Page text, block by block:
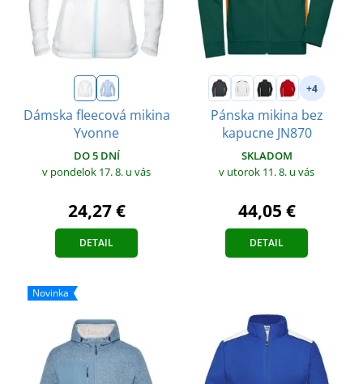
Dámska fleecová mikina
Yvonne
DO 5 DNÍ
v pondelok 17. 8. u vás
24,27 €
DETAIL
+4
Pánska mikina bez
kapucne JN870
SKLADOM
v utorok 11. 8. u vás
44,05 €
DETAIL
Novinka